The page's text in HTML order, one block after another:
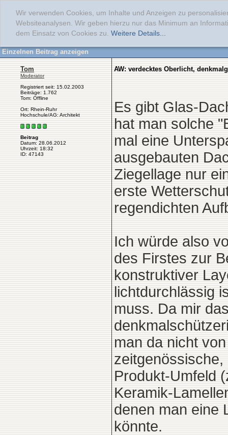
Wir verwenden Cookies, um Inhalte und Anzeigen zu
Websiteanalysen. Wir geben hierzu nur das Minimum an
dem Einsatz von Cookies zu. Weitere Details...
Einzelnen Beitrag anzeigen
Tom
Moderator
Registriert seit: 15.02.2003
Beiträge: 1.762
Tom: Offline
Ort: Rhein-Ruhr
Hochschule/AG: Architekt
Beitrag
Datum: 28.06.2012
Uhrzeit: 18:32
ID: 47143
AW: verdecktes Oberlicht,
Es gibt Glas-
hat man solche
mal eine
ausgebauten
Ziegellage nur
erste
regendichten
Ich würde also
des Firstes zur
konstruktiver
lichtdurchlässig
muss. Da mir
man da nicht
Produkt-Umfeld
Keramik-
denen man eine
könnte.